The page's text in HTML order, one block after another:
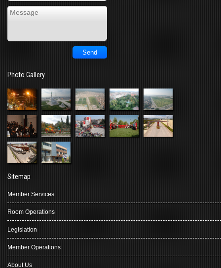
Photo Gallery
Sitemap
Member Services
Room Operations
Legislation
Member Operations
About Us